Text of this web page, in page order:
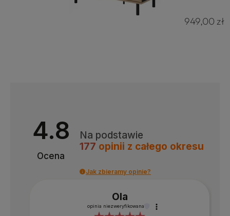
949,00 zł
4.8
Ocena
Na podstawie
177 opinii z całego okresu
Jak zbieramy opinie?
Ola
opinia niezweryfikowana